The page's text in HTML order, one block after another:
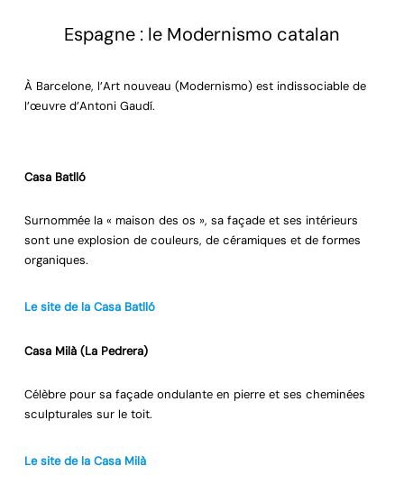
Espagne : le Modernismo catalan
À Barcelone, l’Art nouveau (Modernismo) est indissociable de
l’œuvre d’Antoni Gaudí.
Casa Batlló
Surnommée la « maison des os », sa façade et ses intérieurs
sont une explosion de couleurs, de céramiques et de formes
organiques.
Le site de la Casa Batlló
Casa Milà (La Pedrera)
Célèbre pour sa façade ondulante en pierre et ses cheminées
sculpturales sur le toit.
Le site de la Casa Milà